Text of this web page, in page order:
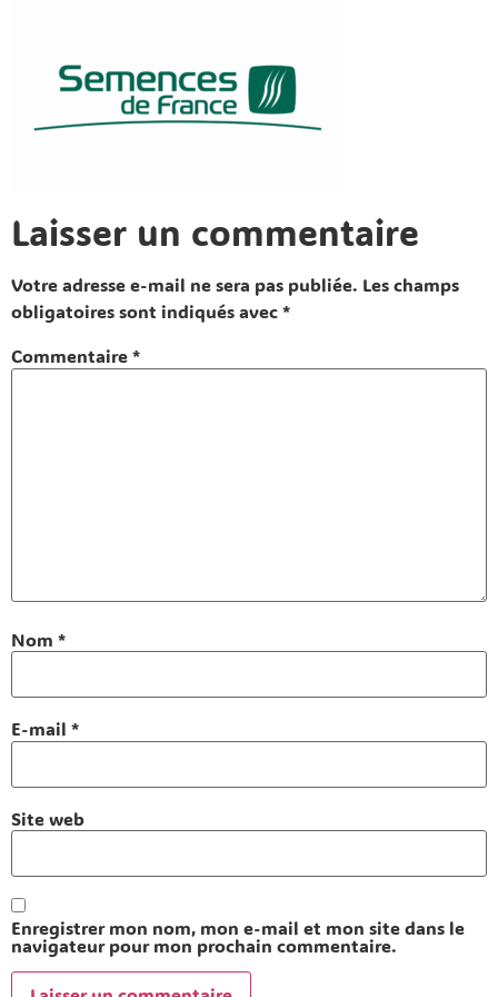
Laisser un commentaire
Votre adresse e-mail ne sera pas publiée. Les champs
obligatoires sont indiqués avec*
Commentaire*
Nom *
E-mail *
Site web
Enregistrer mon nom, mon e-mail et mon site dans le
navigateur pour mon prochain commentaire.